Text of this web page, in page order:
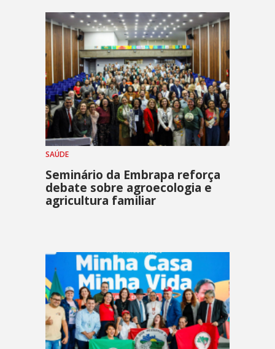
SAÚDE
Seminário da Embrapa reforça
debate sobre agroecologia e
agricultura familiar